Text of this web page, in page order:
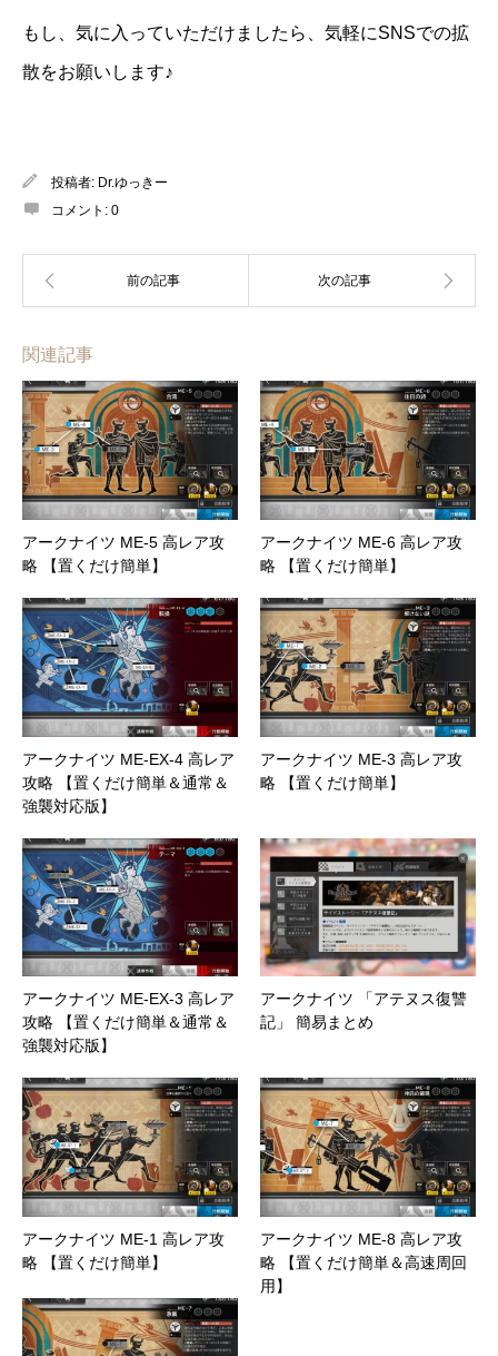
もし、気に入っていただけましたら、気軽にSNSでの拡
散をお願いします♪
投稿者: Dr.ゆっきー
コメント: 0
関連記事
アークナイツ ME-5 高レア攻
略 【置くだけ簡単】
アークナイツ ME-6 高レア攻
略 【置くだけ簡単】
アークナイツ ME-EX-4 高レア
攻略 【置くだけ簡単＆通常＆
強襲対応版】
アークナイツ ME-3 高レア攻
略 【置くだけ簡単】
アークナイツ ME-EX-3 高レア
攻略 【置くだけ簡単＆通常＆
強襲対応版】
アークナイツ 「アテヌス復讐
記」 簡易まとめ
アークナイツ ME-1 高レア攻
略 【置くだけ簡単】
アークナイツ ME-8 高レア攻
略 【置くだけ簡単＆高速周回
用】